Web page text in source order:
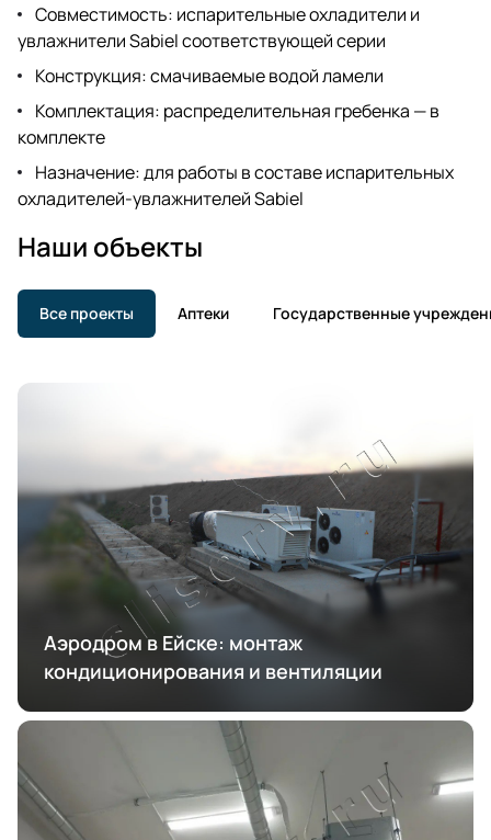
Совместимость: испарительные охладители и
увлажнители Sabiel соответствующей серии
Конструкция: смачиваемые водой ламели
Комплектация: распределительная гребенка — в
комплекте
Назначение: для работы в составе испарительных
охладителей-увлажнителей Sabiel
Наши объекты
Все проекты Аптеки Государственные
Аэродром в Ейске: монтаж
кондиционирования и вентиляции